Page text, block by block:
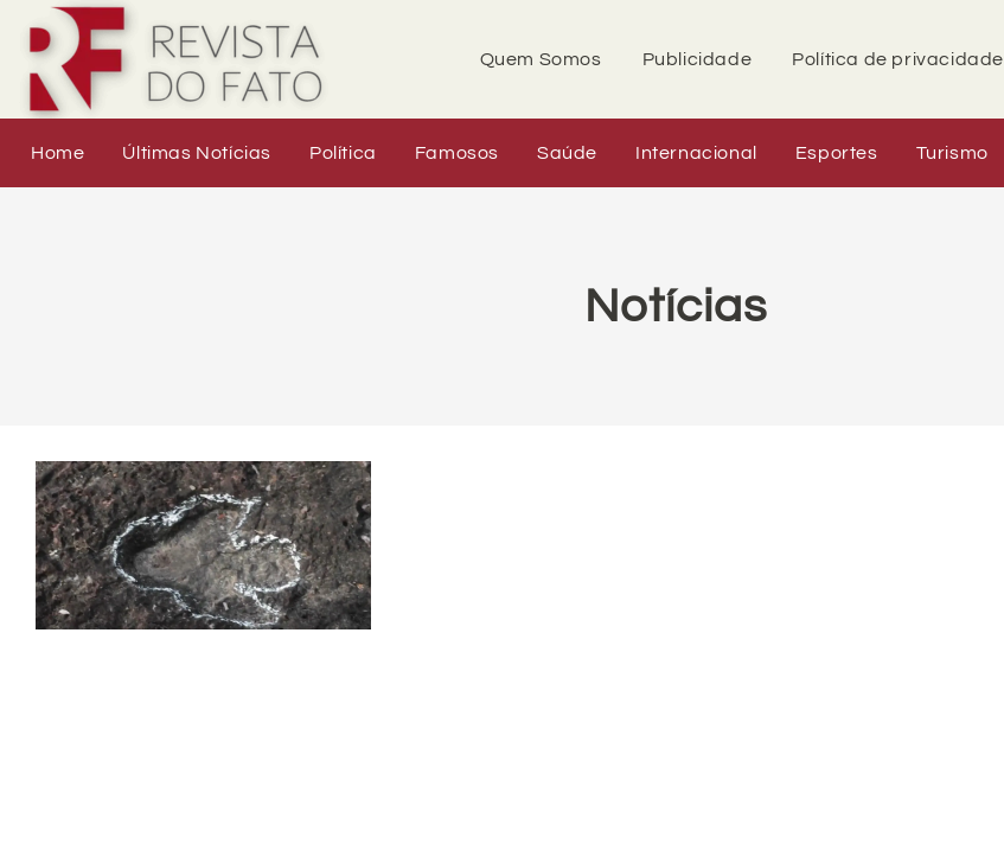
Quem Somos Publicidade Política de privacidade
Home Últimas Notícias Política Famosos Saúde Internacional Esportes Turismo
Notícias